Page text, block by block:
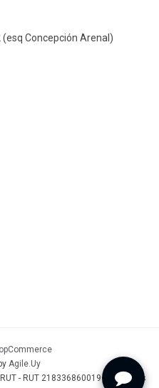
Concepción Arenal)
Agile.Uy
- RUT 218336860019 - Todos los